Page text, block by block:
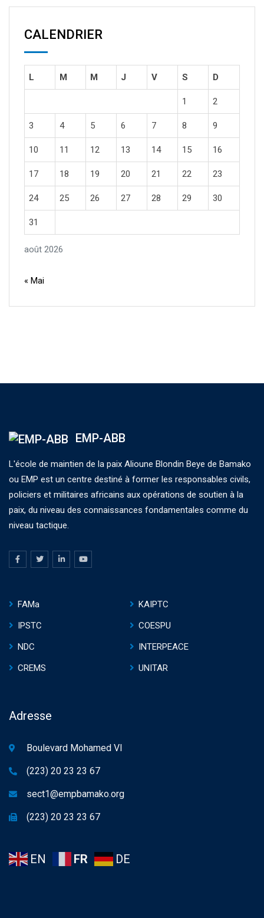
CALENDRIER
août 2026
L M M J V S D
1 2
3 4 5 6 7 8 9
10 11 12 13 14 15 16
17 18 19 20 21 22 23
24 25 26 27 28 29 30
31
« Mai
EMP-ABB
L'école de maintien de la paix Alioune Blondin Beye de Bamako
ou EMP est un centre destiné à former les responsables civils,
policiers et militaires africains aux opérations de soutien à la
paix, du niveau des connaissances fondamentales comme du
niveau tactique.
FAMa
KAIPTC
IPSTC
COESPU
NDC
INTERPEACE
CREMS
UNITAR
Adresse
Boulevard Mohamed VI
(223) 20 23 23 67
sect1@empbamako.org
(223) 20 23 23 67
EN FR DE